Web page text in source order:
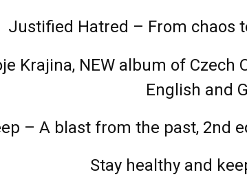
Justified Hatred – From chaos
Krajina, NEW album of
English and
– A blast from the past, 2nd
Stay healthy and